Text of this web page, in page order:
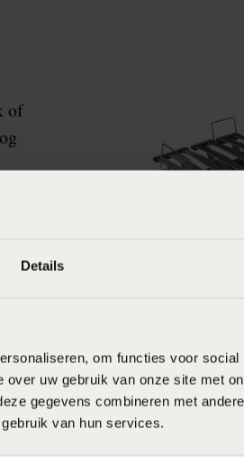
Details
om functies voor social
uw gebruik van onze site met
gegevens combineren met
van hun services.
of
Het perfecte
Als je van techniek